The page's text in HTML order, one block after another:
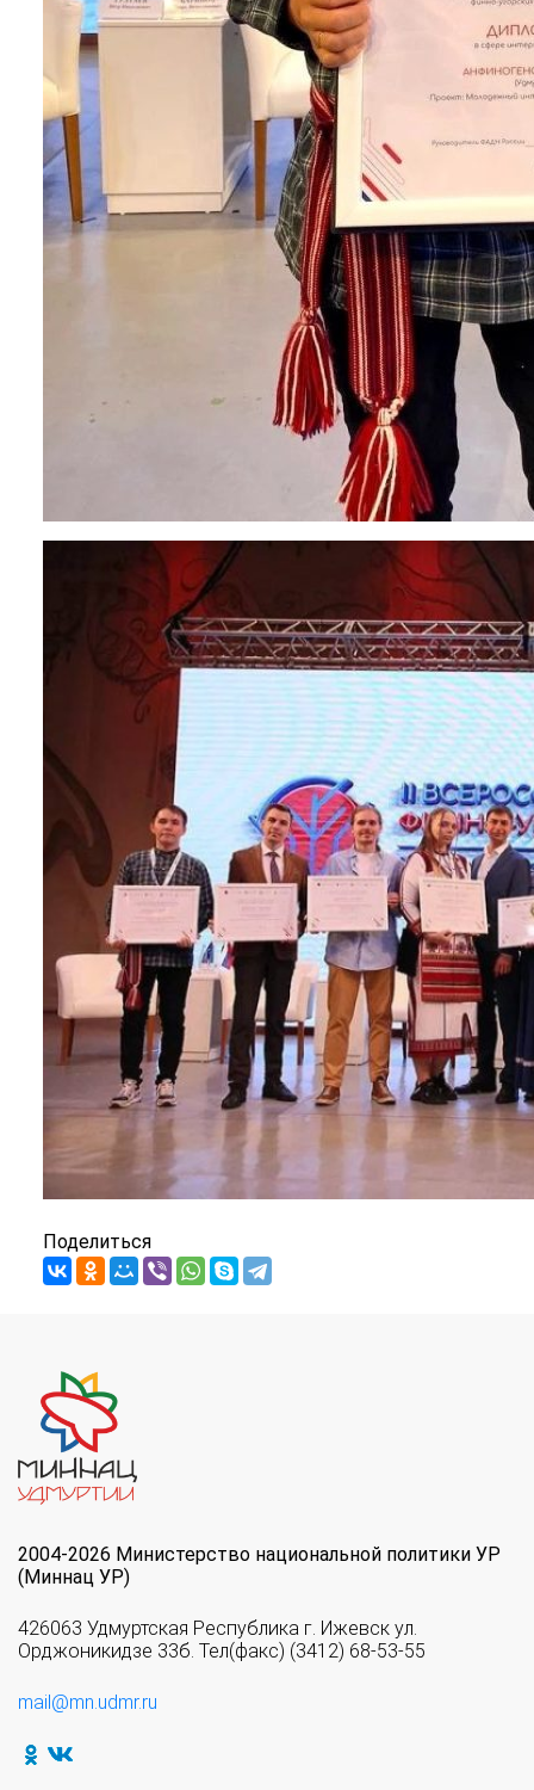
Поделиться
2004-2026 Министерство национальной политики УР
(Миннац УР)
426063 Удмуртская Республика г. Ижевск ул.
Орджоникидзе 33б. Тел(факс) (3412) 68-53-55
mail@mn.udmr.ru